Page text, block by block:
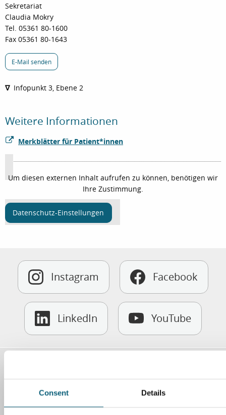
Consent Details
Sekretariat
Claudia Mokry
Tel. 05361 80-1600
Fax 05361 80-1643
E-Mail senden
∇ Infopunkt 3, Ebene 2
Weitere Informationen
Merkblätter für Patient*innen
Um diesen externen Inhalt aufrufen zu können, benötigen wir
Ihre Zustimmung.
Datenschutz-Einstellungen
Instagram Facebook
LinkedIn YouTube
Klinikum Wolfsburg
Sauerbruchstr. 7
38440 Wolfsburg